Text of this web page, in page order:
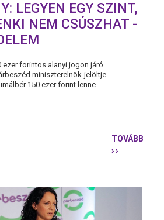
LEGYEN EGY SZINT,
NEM CSÚSZHAT -
ezer forintos alanyi jogon járó
miniszterelnök-jelöltje.
150 ezer forint lenne...
TOVÁBB
› ›
SZINT,